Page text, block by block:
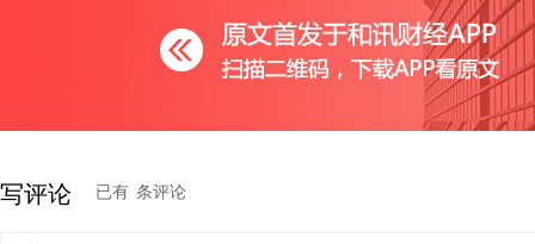
写评论 已有 条评论